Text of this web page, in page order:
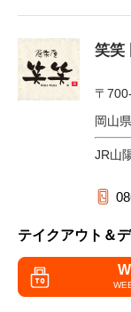
笑笑
〒
岡山
JR山
テイクアウト＆